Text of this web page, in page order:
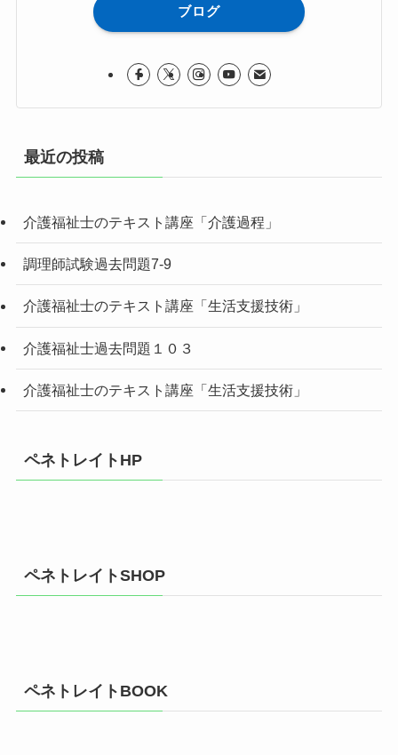
ブログ
最近の投稿
介護福祉士のテキスト講座「介護過程」
調理師試験過去問題7-9
介護福祉士のテキスト講座「生活支援技術」
介護福祉士過去問題１０３
介護福祉士のテキスト講座「生活支援技術」
ペネトレイトHP
ペネトレイトSHOP
ペネトレイトBOOK